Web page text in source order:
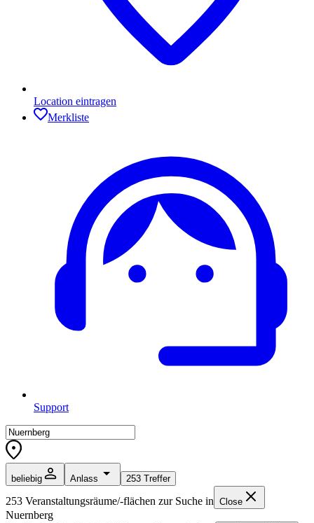
Location eintragen
Merkliste
Support
beliebig Anlass 253 Treffer
253 Veranstaltungsräume/-flächen zur Suche in Close
Nuernberg